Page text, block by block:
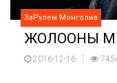
ЗаРулем Монголиа
ЖОЛООНЫ
2016-12-16